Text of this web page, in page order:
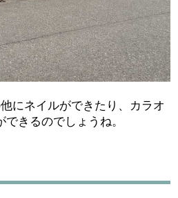
にネイルができたり、カラオ
きるのでしょうね。